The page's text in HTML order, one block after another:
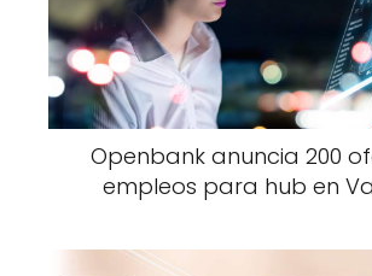
Openbank anuncia 200
empleos para hub en